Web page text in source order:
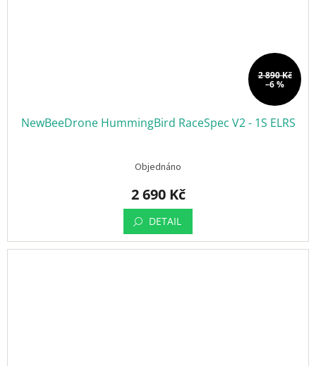
2 890 Kč
–6 %
NewBeeDrone HummingBird RaceSpec V2 - 1S ELRS
Objednáno
2 690 Kč
DETAIL